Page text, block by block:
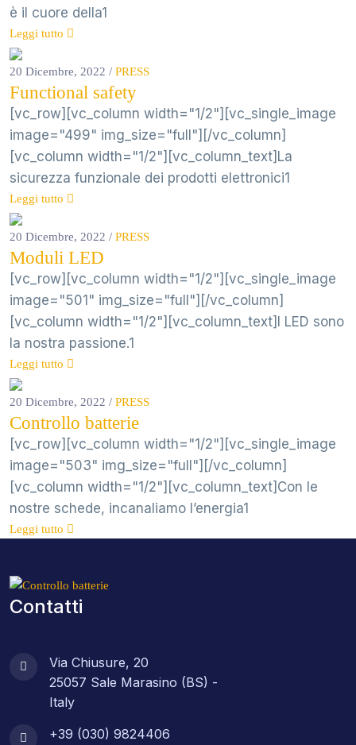
è il cuore della1
Leggi tutto
20 Dicembre, 2022 / PRESS
Functional safety
[vc_row][vc_column width="1/2"][vc_single_image
image="499" img_size="full"][/vc_column]
[vc_column width="1/2"][vc_column_text]La
sicurezza funzionale dei prodotti elettronici1
Leggi tutto
20 Dicembre, 2022 / PRESS
Moduli LED
[vc_row][vc_column width="1/2"][vc_single_image
image="501" img_size="full"][/vc_column]
[vc_column width="1/2"][vc_column_text]I LED sono
la nostra passione.1
Leggi tutto
20 Dicembre, 2022 / PRESS
Controllo batterie
[vc_row][vc_column width="1/2"][vc_single_image
image="503" img_size="full"][/vc_column]
[vc_column width="1/2"][vc_column_text]Con le
nostre schede, incanaliamo l’energia1
Leggi tutto
Contatti
Via Chiusure, 20
25057 Sale Marasino (BS) -
Italy
+39 (030) 9824406